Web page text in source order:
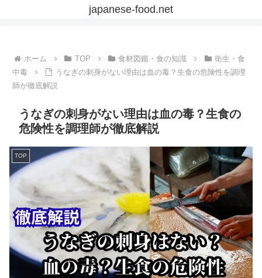
japanese-food.net
ホーム TOP 食材図鑑・食の知識
衛生・食
中毒
うなぎの刺身がない理由は血の毒？生食の危険性を調理
師が徹底解説
うなぎの刺身がない理由は血の毒？生食の
危険性を調理師が徹底解説
TOP